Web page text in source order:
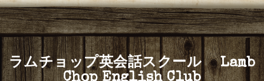
ラムチョップ英会話スクール Lamb
Chop English Club